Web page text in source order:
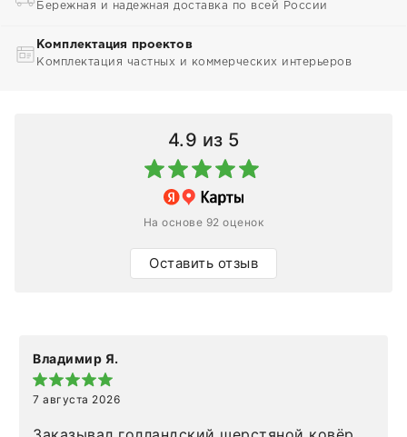
Бережная и надежная доставка по всей России
Комплектация проектов
Комплектация частных и коммерческих интерьеров
4.9 из 5
На основе 92 оценок
Оставить отзыв
Владимир Я.
7 августа 2026